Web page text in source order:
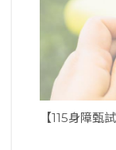
【115身障